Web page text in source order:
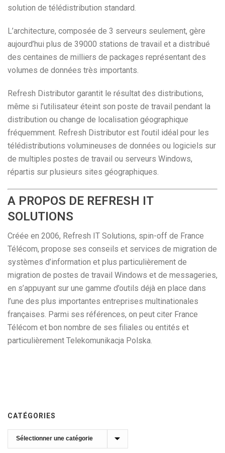
solution de télédistribution standard.
L’architecture, composée de 3 serveurs seulement, gère
aujourd’hui plus de 39000 stations de travail et a distribué
des centaines de milliers de packages représentant des
volumes de données très importants.
Refresh Distributor garantit le résultat des distributions,
même si l’utilisateur éteint son poste de travail pendant la
distribution ou change de localisation géographique
fréquemment. Refresh Distributor est l’outil idéal pour les
télédistributions volumineuses de données ou logiciels sur
de multiples postes de travail ou serveurs Windows,
répartis sur plusieurs sites géographiques.
A PROPOS DE REFRESH IT
SOLUTIONS
Créée en 2006, Refresh IT Solutions, spin-off de France
Télécom, propose ses conseils et services de migration de
systèmes d’information et plus particulièrement de
migration de postes de travail Windows et de messageries,
en s’appuyant sur une gamme d’outils déjà en place dans
l’une des plus importantes entreprises multinationales
françaises. Parmi ses références, on peut citer France
Télécom et bon nombre de ses filiales ou entités et
particulièrement Telekomunikacja Polska.
CATÉGORIES
Catégories